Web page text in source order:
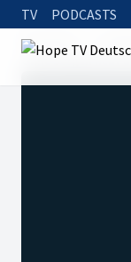
TV PODCASTS
Startseite
Ohne Sorgen heut